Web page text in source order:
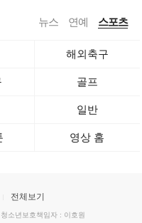
뉴스 연예 스포츠
해외축구
골프
일반
영상 홈
전체보기
청소년보호책임자 : 이호원